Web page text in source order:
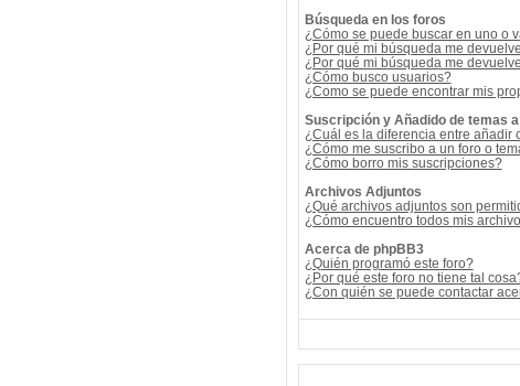
Búsqueda en los foros
¿Cómo se puede buscar en uno o
¿Por qué mi búsqueda me
¿Por qué mi búsqueda me
¿Cómo busco usuarios?
¿Como se puede encontrar mis
Suscripción y Añadido de temas
¿Cuál es la diferencia entre añadir
¿Cómo me suscribo a un foro o
¿Cómo borro mis suscripciones?
Archivos Adjuntos
¿Qué archivos adjuntos son
¿Cómo encuentro todos mis
Acerca de phpBB3
¿Quién programó este foro?
¿Por qué este foro no tiene tal
¿Con quién se puede contactar